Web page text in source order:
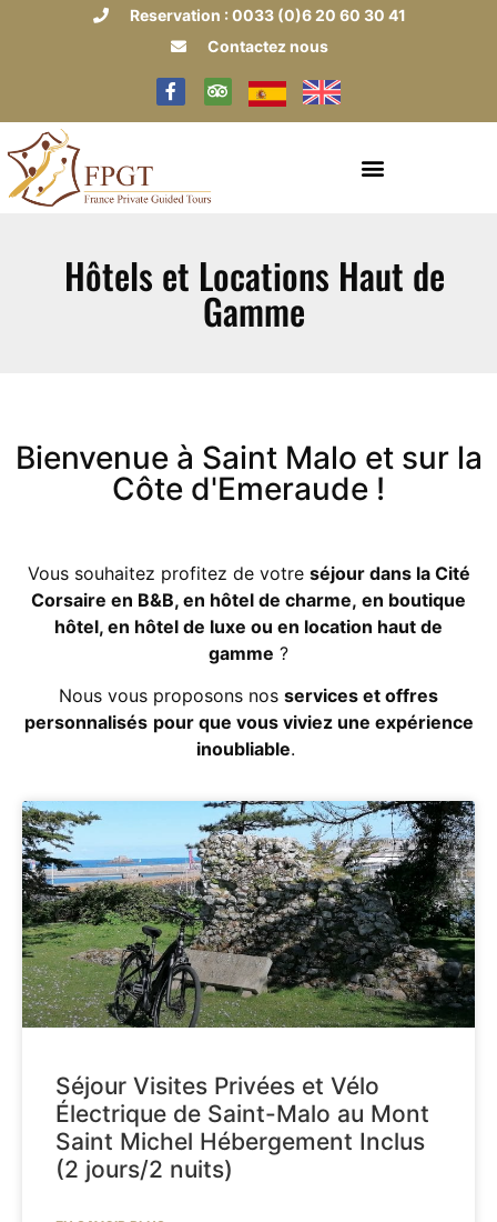
Reservation : 0033 (0)6 20 60 30 41
Contactez nous
Hôtels et Locations Haut de
Gamme
Bienvenue à Saint Malo et sur la
Côte d'Emeraude !
Vous souhaitez profitez de votre séjour dans la Cité
Corsaire en B&B, en hôtel de charme, en boutique
hôtel, en hôtel de luxe ou en location haut de
gamme ?
Nous vous proposons nos services et offres
personnalisés pour que vous viviez une expérience
inoubliable.
Séjour Visites Privées et Vélo
Électrique de Saint-Malo au Mont
Saint Michel Hébergement Inclus
(2 jours/2 nuits)